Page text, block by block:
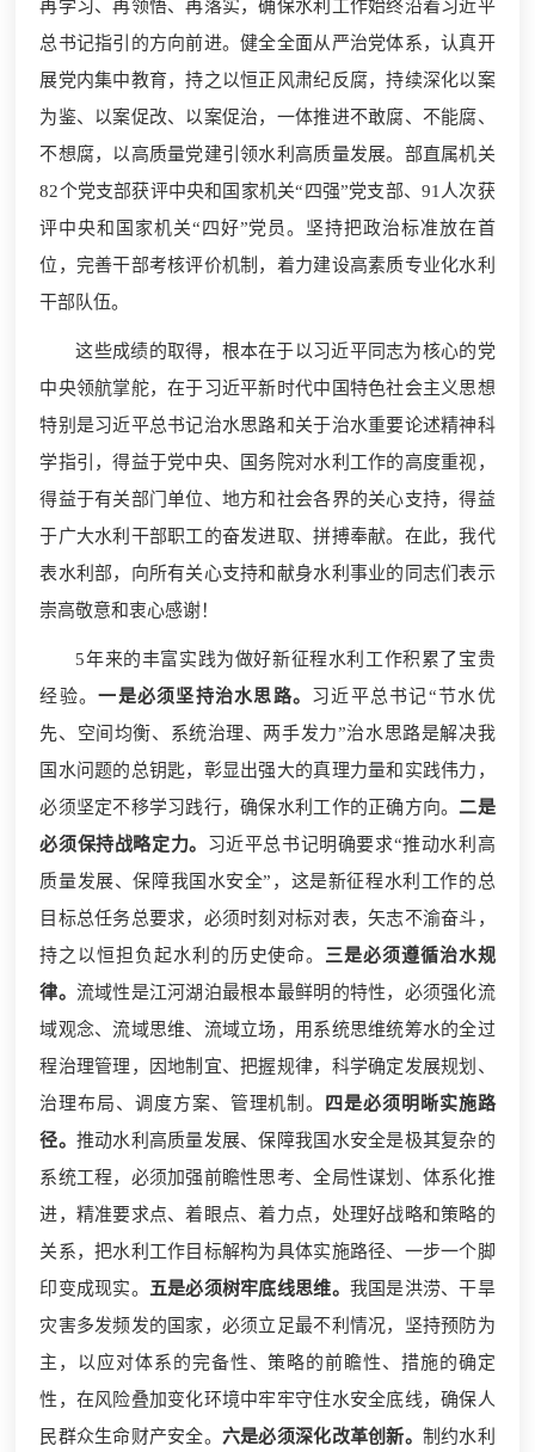
再学习、再领悟、再落实，确保水利工作始终沿着习近平
总书记指引的方向前进。健全全面从严治党体系，认真开
展党内集中教育，持之以恒正风肃纪反腐，持续深化以案
为鉴、以案促改、以案促治，一体推进不敢腐、不能腐、
不想腐，以高质量党建引领水利高质量发展。部直属机关
82个党支部获评中央和国家机关“四强”党支部、91人次获
评中央和国家机关“四好”党员。坚持把政治标准放在首
位，完善干部考核评价机制，着力建设高素质专业化水利
干部队伍。
这些成绩的取得，根本在于以习近平同志为核心的党
中央领航掌舵，在于习近平新时代中国特色社会主义思想
特别是习近平总书记治水思路和关于治水重要论述精神科
学指引，得益于党中央、国务院对水利工作的高度重视，
得益于有关部门单位、地方和社会各界的关心支持，得益
于广大水利干部职工的奋发进取、拼搏奉献。在此，我代
表水利部，向所有关心支持和献身水利事业的同志们表示
崇高敬意和衷心感谢！
5年来的丰富实践为做好新征程水利工作积累了宝贵
经验。一是必须坚持治水思路。 习近平总书记“节水优
先、空间均衡、系统治理、两手发力”治水思路是解决我
国水问题的总钥匙，彰显出强大的真理力量和实践伟力，
必须坚定不移学习践行，确保水利工作的正确方向。二是
必须保持战略定力。 习近平总书记明确要求“推动水利高
质量发展、保障我国水安全”，这是新征程水利工作的总
目标总任务总要求，必须时刻对标对表，矢志不渝奋斗，
持之以恒担负起水利的历史使命。 三是必须遵循治水规
律。 流域性是江河湖泊最根本最鲜明的特性，必须强化流
域观念、流域思维、流域立场，用系统思维统筹水的全过
程治理管理，因地制宜、把握规律，科学确定发展规划、
治理布局、调度方案、管理机制。
四是必须明晰实施路
径。 推动水利高质量发展、保障我国水安全是极其复杂的
系统工程，必须加强前瞻性思考、全局性谋划、体系化推
进，精准要求点、着眼点、着力点，处理好战略和策略的
关系，把水利工作目标解构为具体实施路径、一步一个脚
印变成现实。 五是必须树牢底线思维。 我国是洪涝、干旱
灾害多发频发的国家，必须立足最不利情况，坚持预防为
主，以应对体系的完备性、策略的前瞻性、措施的确定
性，在风险叠加变化环境中牢牢守住水安全底线，确保人
民群众生命财产安全。 六是必须深化改革创新。 制约水利